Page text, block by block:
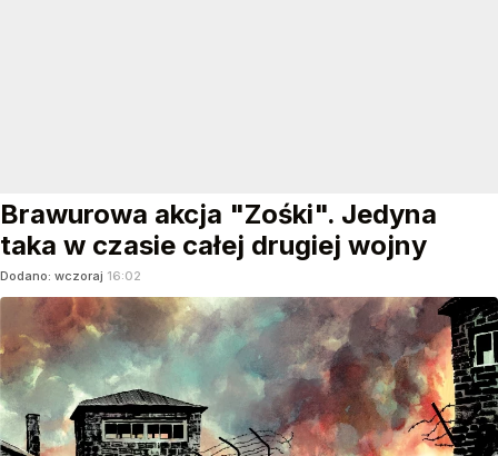
Brawurowa akcja "Zośki". Jedyna
taka w czasie całej drugiej wojny
Dodano: wczoraj 16:02